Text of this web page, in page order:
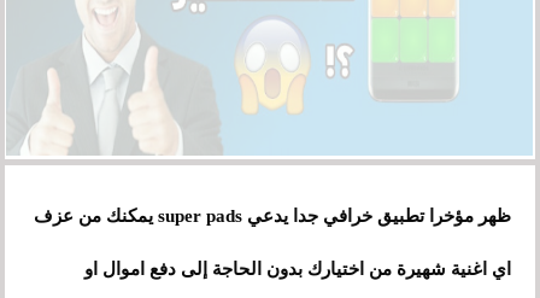
ظهر مؤخرا تطبيق خرافي جدا يدعي super pads يمكنك من عزف
اي اغنية شهيرة من اختيارك بدون الحاجة إلى دفع اموال او